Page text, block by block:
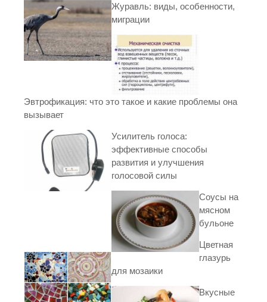
Журавль: виды, особенности,
миграции
Эвтрофикация: что это такое и какие проблемы она
вызывает
Усилитель голоса:
эффективные способы
развития и улучшения
голосовой силы
Соусы на
мясном
бульоне
Цветная
глазурь
для мозаики
Вкусные